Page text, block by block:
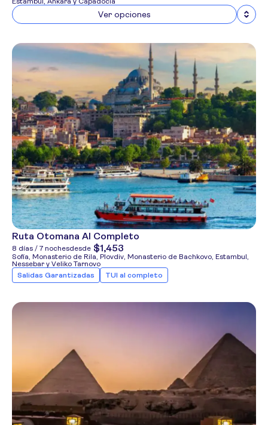
Ver opciones
Ruta Otomana Al Completo
8 días / 7 nochesdesde $1,453
Sofía, Monasterio de Rila, Plovdiv, Monasterio de Bachkovo, Estambul,
Nessebar y Veliko Tarnovo
Salidas Garantizadas
TUI al completo